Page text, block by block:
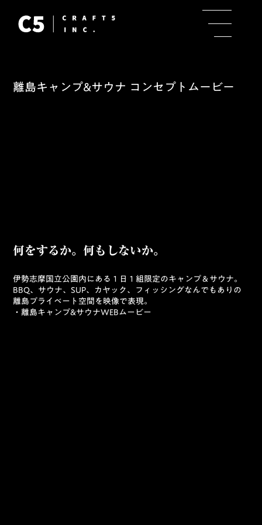
離島キャンプ&サウナ コンセプトムービー
何をするか。何もしないか。
伊勢志摩国立公園内にある１日１組限定のキャンプ＆サウナ。
BBQ、サウナ、SUP、カヤック、フィッシングなんでもありの
離島プライベート空間を映像で表現。
・離島キャンプ&サウナWEBムービー